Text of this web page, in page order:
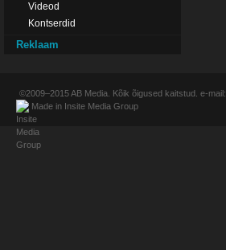
Videod
Kontserdid
Reklaam
©2009–2015AB Media . Kõik õigused kaitstud. e-mail:
Made in Insite Media Group